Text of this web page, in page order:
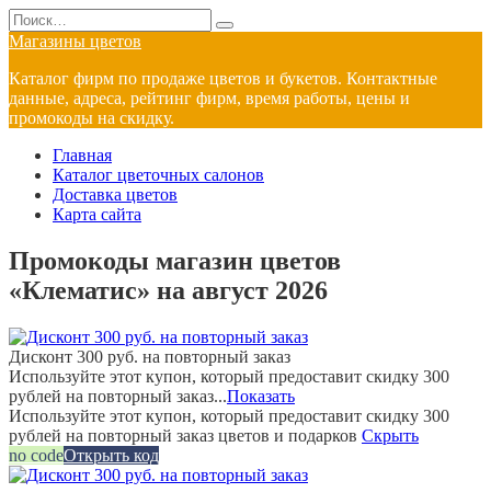
Перейти
к
содержанию
Search
for:
Магазины цветов
Каталог фирм по продаже цветов и букетов. Контактные
данные, адреса, рейтинг фирм, время работы, цены и
промокоды на скидку.
Главная
Каталог цветочных салонов
Доставка цветов
Карта сайта
Промокоды магазин цветов
«Клематис» на август 2026
Дисконт 300 руб. на повторный заказ
Используйте этот купон, который предоставит скидку 300
рублей на повторный заказ...Показать
Используйте этот купон, который предоставит скидку 300
рублей на повторный заказ цветов и подарков Скрыть
no codeОткрыть код